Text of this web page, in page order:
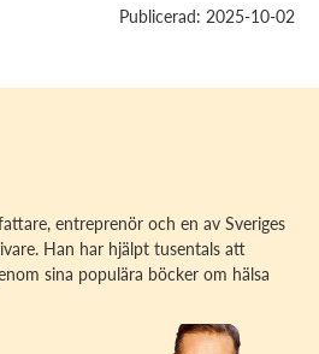
Publicerad: 2025-10-02
entreprenör och en av Sveriges
Han har hjälpt tusentals att
sina populära böcker om hälsa